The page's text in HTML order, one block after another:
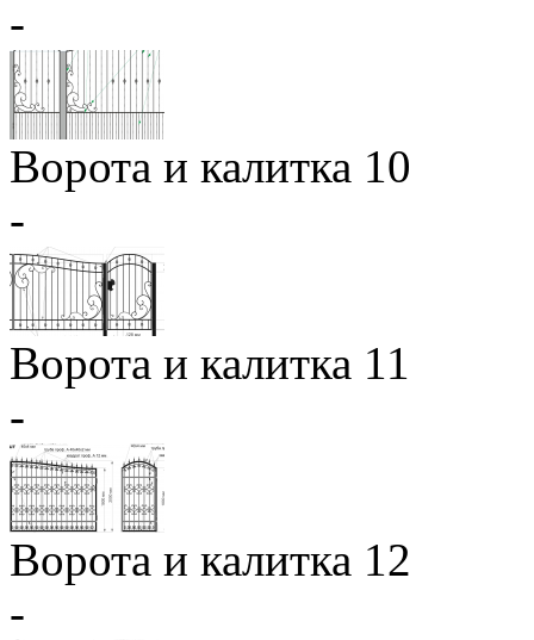
-
Ворота и калитка 10
-
Ворота и калитка 11
-
Ворота и калитка 12
-